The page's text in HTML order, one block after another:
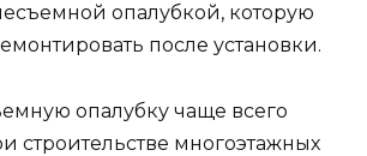
опалубкой, которую
после установки.
опалубку чаще всего
строительстве многоэтажных